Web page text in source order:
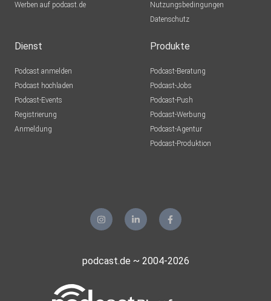
Werben auf podcast.de
Nutzungsbedingungen
Datenschutz
Dienst
Podcast anmelden
Podcast hochladen
Podcast-Events
Registrierung
Anmeldung
Produkte
Podcast-Beratung
Podcast-Jobs
Podcast-Push
Podcast-Werbung
Podcast-Agentur
Podcast-Produktion
podcast.de ~ 2004-2026